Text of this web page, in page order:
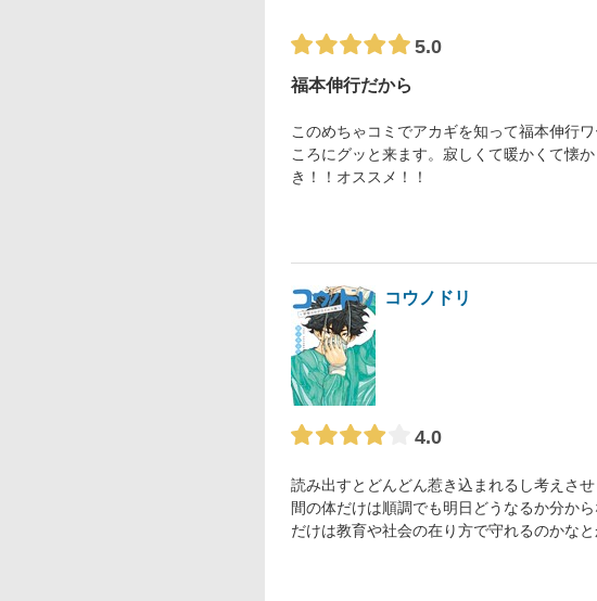
5.0
福本伸行だから
このめちゃコミでアカギを知って福本伸行
ころにグッと来ます。寂しくて暖かくて懐
き！！オススメ！！
コウノドリ
4.0
読み出すとどんどん惹き込まれるし考えさ
間の体だけは順調でも明日どうなるか分か
だけは教育や社会の在り方で守れるのかなと